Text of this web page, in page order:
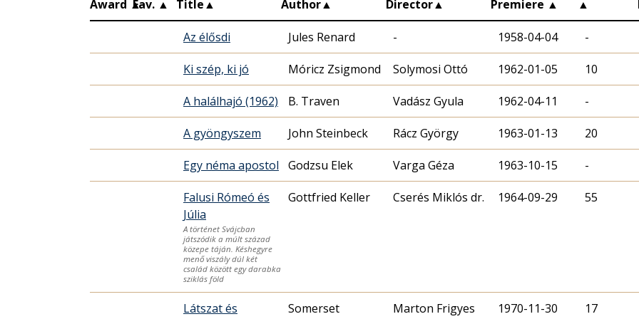
Award ▲
Fav. ▲ Title▲ Author▲ Director▲ Premiere ▲ ▲
Az élősdi Jules Renard - 1958-04-04 -
Ki szép, ki jó Móricz Zsigmond Solymosi Ottó 1962-01-05 10
A halálhajó (1962) B. Traven Vadász Gyula 1962-04-11 -
A gyöngyszem John Steinbeck Rácz György 1963-01-13 20
Egy néma apostol Godzsu Elek Varga Géza 1963-10-15 -
Falusi Rómeó és
Júlia
A történet Svájcban
játszódik a múlt század
közepe táján. Késhegyre
menő viszály dúl két
család között egy darabka
sziklás föld
Gottfried Keller Cserés Miklós dr. 1964-09-29 55
Látszat és
Somerset
Marton Frigyes 1970-11-30 17